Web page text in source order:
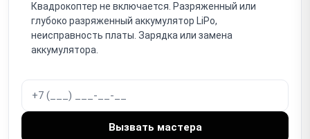
Нет связи / обрыв связи с пультом (радиоканал, RC
link)
Дрейф / нестабильное висение (IMU, компас,
калибровка)
Квадрокоптер не включается. Разряженный или
глубоко разряженный аккумулятор LiPo,
неисправность платы. Зарядка или замена
аккумулятора.
Вызвать мастера